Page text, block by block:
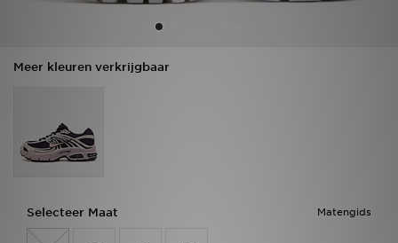
Meer kleuren verkrijgbaar
Matengids
Selecteer Maat
Mijn JD
Download de app